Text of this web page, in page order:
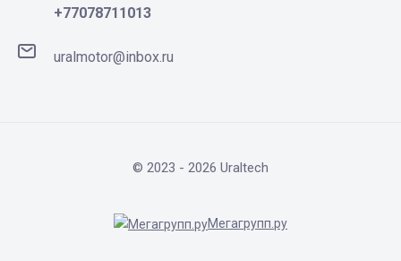
+77078711013
uralmotor@inbox.ru
© 2023 - 2026 Uraltech
Мегагрупп.ру